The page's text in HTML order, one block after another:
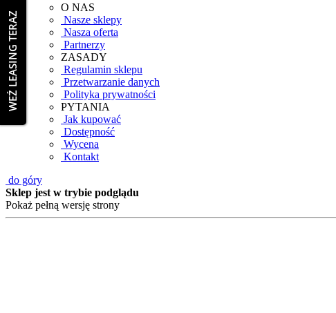
O NAS
Nasze sklepy
Nasza oferta
Partnerzy
ZASADY
Regulamin sklepu
Przetwarzanie danych
Polityka prywatności
PYTANIA
Jak kupować
Dostępność
Wycena
Kontakt
do góry
Sklep jest w trybie podglądu
Pokaż pełną wersję strony
WEŹ LEASING TERAZ